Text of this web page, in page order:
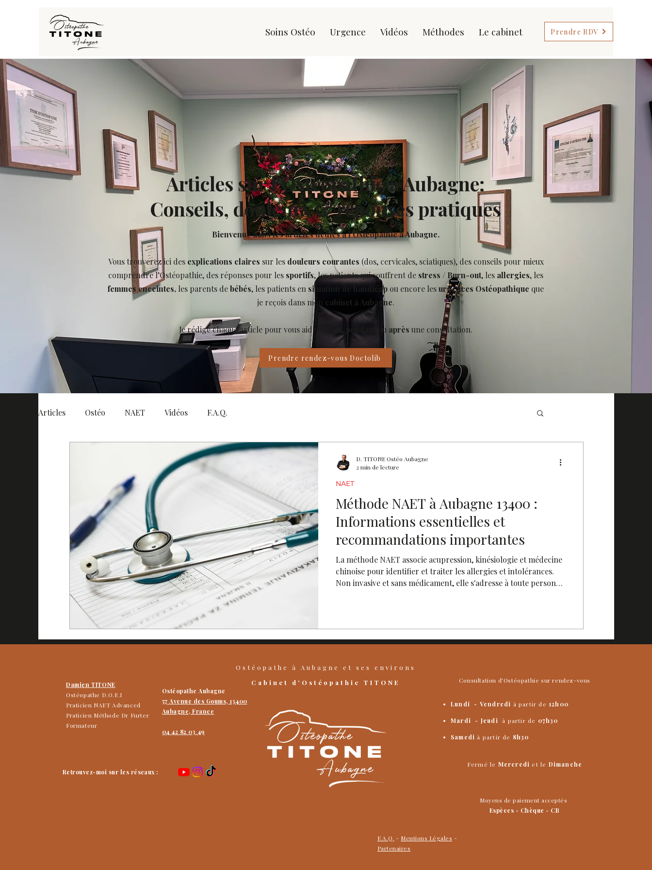
Soins Ostéo Urgence Vidéos Méthodes Le cabinet Prendre RDV
Articles sur l'Ostéopathie à Aubagne:
Conseils, douleurs & réponses pratiques
Bienvenue dans les articles dédiés à l’Ostéopathie à Aubagne.
Vous trouverez ici des explications claires sur les douleurs courantes (dos, cervicales, sciatiques), des conseils pour mieux
comprendre l’Ostéopathie, des réponses pour les sportifs, les patients qui souffrent de stress / Burn-out, les allergies, les
femmes enceintes, les parents debébés, les patients en situation de handicap ou encore lesurgences Ostéopathique que
je reçois dans mon cabinet à Aubagne.
Je rédige chaque article pour vous aider pendant ou après une consultation.
Prendre rendez-vous Doctolib
Articles Ostéo NAET Vidéos F.A.Q.
Méthode NAET à Aubagne 13400 :
Informations essentielles et
recommandations importantes
La méthode NAET associe acupression, kinésiologie et médecine
chinoise pour identifier et traiter les allergies et intolérances.
Non invasive et sans médicament, elle s'adresse à toute personne
NAET
D. TITONE Ostéo Aubagne
2 min de lecture
Damien TITONE
Ostéopathe D.O.E.I
Praticien NAET Advanced
Praticien Méthode Dr Furter
Formateur
Ostéopathe Aubagne
57 Avenue des Goums, 13400
Aubagne, France
04 42 82 03 49
Retrouvez-moi sur les réseaux :
Consultation d'Ostéopathie sur rendez-vous
Lundi - Vendredi à partir de 12h00
​Mardi - Jeudi à partir de 07h30
Samedi à partir de 8h30
Fermé le Mercrediet le Dimanche
Moyens de paiement acceptés
Espèces - Chèque - CB
F.A.Q. - Mentions Légales -
Partenaires
Ostéopathe à Aubagne
et ses environs
Cabinet d'Ostéopathie TITONE